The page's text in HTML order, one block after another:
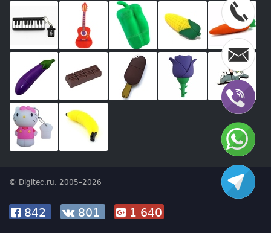
© Digitec.ru, 2005–2026
842 801 1 640